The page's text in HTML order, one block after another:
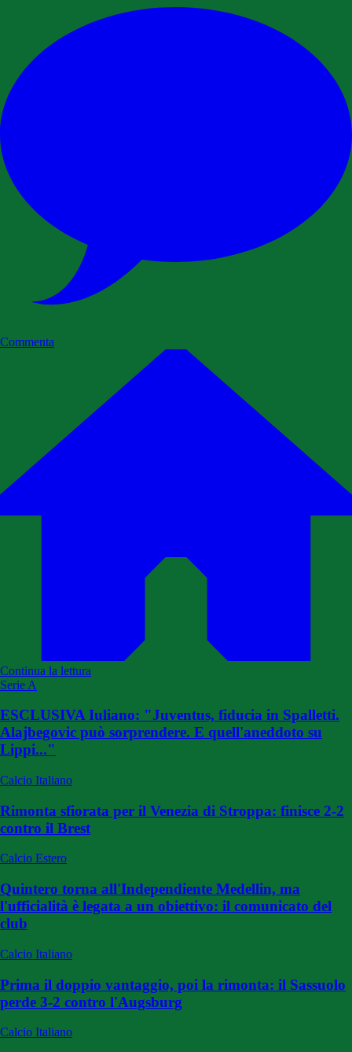
Commenta
Continua la lettura
Serie A
ESCLUSIVA Iuliano: "Juventus, fiducia in Spalletti.
Alajbegovic può sorprendere. E quell'aneddoto su
Lippi..."
Calcio Italiano
Rimonta sfiorata per il Venezia di Stroppa: finisce 2-2
contro il Brest
Calcio Estero
Quintero torna all'Independiente Medellin, ma
l'ufficialità è legata a un obiettivo: il comunicato del
club
Calcio Italiano
Prima il doppio vantaggio, poi la rimonta: il Sassuolo
perde 3-2 contro l'Augsburg
Calcio Italiano